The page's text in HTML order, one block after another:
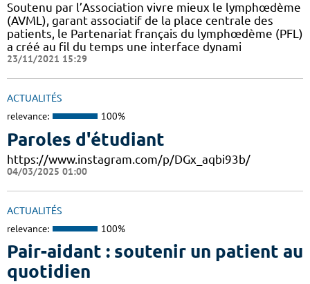
Soutenu par l’Association vivre mieux le lymphœdème
(AVML), garant associatif de la place centrale des
patients, le Partenariat français du lymphœdème (PFL)
a créé au fil du temps une interface dynami
23/11/2021 15:29
ACTUALITÉS
relevance: 100%
Paroles d'étudiant
https://www.instagram.com/p/DGx_aqbi93b/
04/03/2025 01:00
ACTUALITÉS
relevance: 100%
Pair-aidant : soutenir un patient au
quotidien